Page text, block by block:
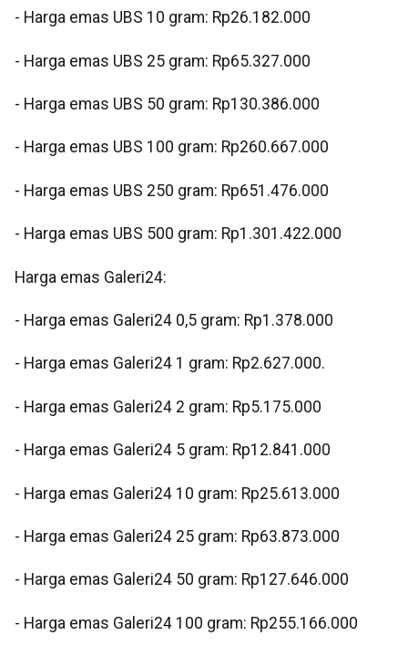
‎- Harga emas UBS 10 gram: Rp26.182.000
‎- Harga emas UBS 25 gram: Rp65.327.000
‎- Harga emas UBS 50 gram: Rp130.386.000
‎- Harga emas UBS 100 gram: Rp260.667.000
‎- Harga emas UBS 250 gram: Rp651.476.000
‎- Harga emas UBS 500 gram: Rp1.301.422.000
‎‎Harga emas Galeri24:
‎- Harga emas Galeri24 0,5 gram: Rp1.378.000
- Harga emas Galeri24 1 gram: Rp2.627.000.
‎- Harga emas Galeri24 2 gram: Rp5.175.000
‎- Harga emas Galeri24 5 gram: Rp12.841.000
‎- Harga emas Galeri24 10 gram: Rp25.613.000
‎- Harga emas Galeri24 25 gram: Rp63.873.000
‎- Harga emas Galeri24 50 gram: Rp127.646.000
‎- Harga emas Galeri24 100 gram: Rp255.166.000